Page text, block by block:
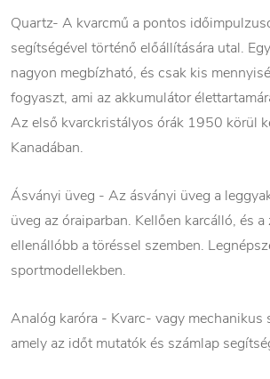
Quartz- A kvarcmű a pontos
segítségével történő előállítására utal.
nagyon megbízható, és csak kis
fogyaszt, ami az akkumulátor
Az első kvarckristályos órák 1950 körül
Kanadában.
Ásványi üveg - Az ásványi üveg a
üveg az óraiparban. Kellően karcálló, és
ellenállóbb a töréssel szemben.
sportmodellekben.
Analóg karóra - Kvarc- vagy mechanikus
amely az időt mutatók és számlap